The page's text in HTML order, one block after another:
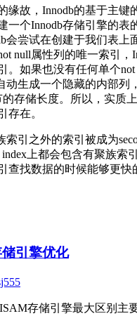
缘故，Innodb的基于主键
一个Innodb存储引擎的表
会尝试在创建于我们表上
null属性列的唯一索引，
。如果也没有任何单个
动生成一个隐藏的内部列
存储长度。所以，实质
存在。
索引之外的索引被成为
index上都会包含有聚族索
查找数据的时候能够更快
引擎优化
存储引擎最大区别主